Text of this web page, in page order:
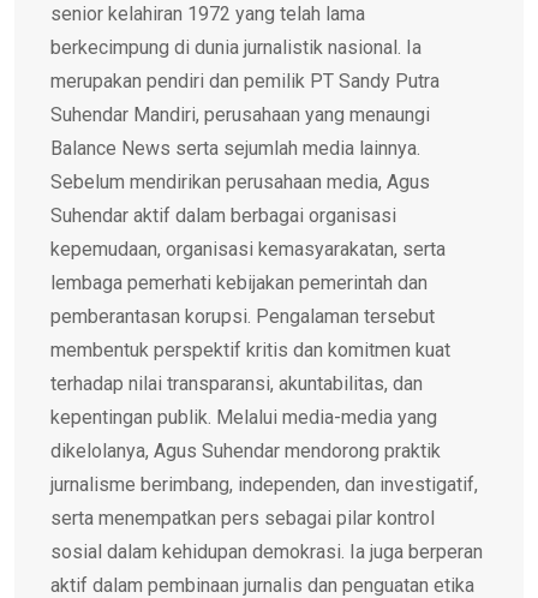
senior kelahiran 1972 yang telah lama
berkecimpung di dunia jurnalistik nasional. Ia
merupakan pendiri dan pemilik PT Sandy Putra
Suhendar Mandiri, perusahaan yang menaungi
Balance News serta sejumlah media lainnya.
Sebelum mendirikan perusahaan media, Agus
Suhendar aktif dalam berbagai organisasi
kepemudaan, organisasi kemasyarakatan, serta
lembaga pemerhati kebijakan pemerintah dan
pemberantasan korupsi. Pengalaman tersebut
membentuk perspektif kritis dan komitmen kuat
terhadap nilai transparansi, akuntabilitas, dan
kepentingan publik. Melalui media-media yang
dikelolanya, Agus Suhendar mendorong praktik
jurnalisme berimbang, independen, dan investigatif,
serta menempatkan pers sebagai pilar kontrol
sosial dalam kehidupan demokrasi. Ia juga berperan
aktif dalam pembinaan jurnalis dan penguatan etika